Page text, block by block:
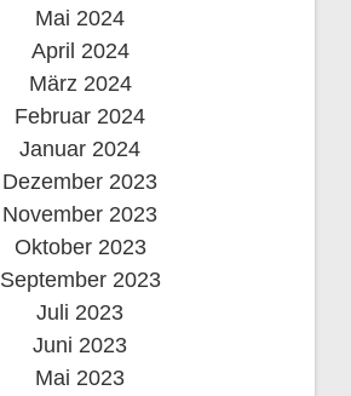
Mai 2024
April 2024
März 2024
Februar 2024
Januar 2024
Dezember 2023
November 2023
Oktober 2023
September 2023
Juli 2023
Juni 2023
Mai 2023